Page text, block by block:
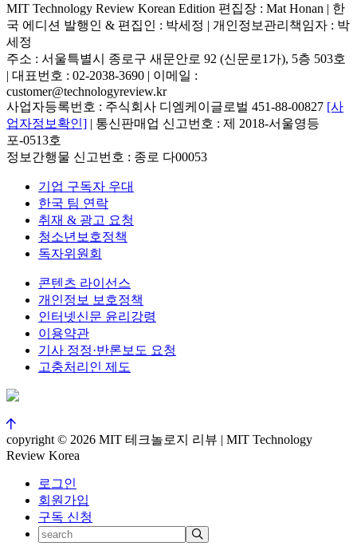
MIT Technology Review Korean Edition 편집장 : Mat Honan | 한
국 에디션 발행인 & 편집인 : 박세정 | 개인정보관리책임자 : 박
세정
주소 : 서울특별시 종로구 새문안로 92 (신문로1가), 5층 503호
| 대표번호 : 02-2038-3690 | 이메일 :
customer@technologyreview.kr
사업자등록번호 : 주식회사 디엠케이글로벌 451-88-00827 [사
업자정보확인] | 통신판매업 신고번호 : 제 2018-서울영등
포-0513호
정보간행물 신고번호 : 종로 다00053
기업 구독자 우대
한국 팀 연락
취재 & 광고 요청
청소년보호정책
독자위원회
콘텐츠 라이선스
개인정보 보호정책
인터넷신문 윤리강령
이용약관
기사 정정·반론보도 요청
고충처리인 제도
copyright © 2026 MIT 테크놀로지 리뷰 | MIT Technology
Review Korea
로그인
회원가입
구독 신청